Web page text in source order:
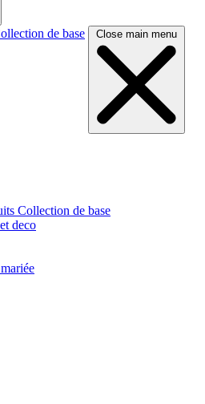
de base Close main menu
Collection de base
deco